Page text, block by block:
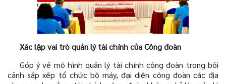
Xác lập vai trò quản lý tài chính của Công đoàn
Góp ý về mô hình quản lý tài chính công đoàn trong bối
cảnh sắp xếp tổ chức bộ máy, đại diện công đoàn các địa